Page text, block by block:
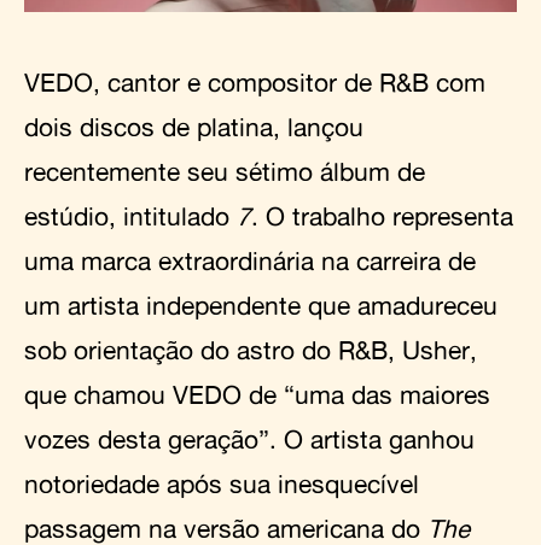
VEDO, cantor e compositor de R&B com
dois discos de platina, lançou
recentemente seu sétimo álbum de
estúdio, intitulado 7. O trabalho representa
uma marca extraordinária na carreira de
um artista independente que amadureceu
sob orientação do astro do R&B, Usher,
que chamou VEDO de “uma das maiores
vozes desta geração”. O artista ganhou
notoriedade após sua inesquecível
passagem na versão americana do The